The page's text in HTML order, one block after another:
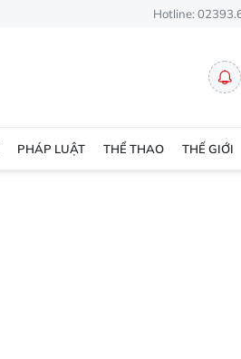
Hotline:
PHÁP LUẬT THỂ THAO THẾ GIỚI